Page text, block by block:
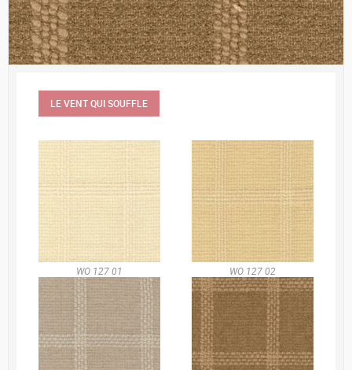
LE VENT QUI SOUFFLE
WO 127 01 WO 127 02